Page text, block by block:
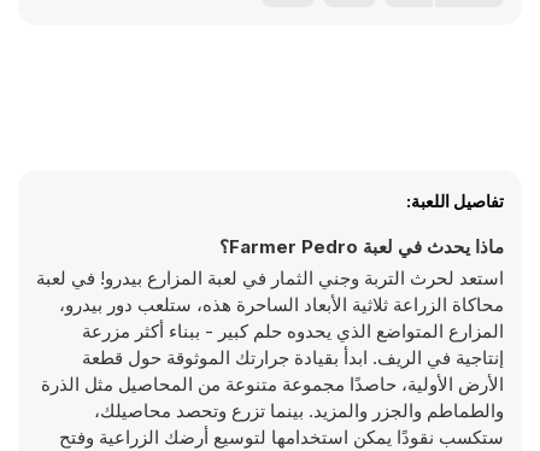
تفاصيل اللعبة:
ماذا يحدث في لعبة Farmer Pedro؟
استعد لحرث التربة وجني الثمار في لعبة المزارع بيدرو! في لعبة
محاكاة الزراعة ثلاثية الأبعاد الساحرة هذه، ستلعب دور بيدرو،
المزارع المتواضع الذي يحدوه حلم كبير - ببناء أكثر مزرعة
إنتاجية في الريف. ابدأ بقيادة جرارتك الموثوقة حول قطعة
الأرض الأولية، حاصدًا مجموعة متنوعة من المحاصيل مثل الذرة
والطماطم والجزر والمزيد. بينما تزرع وتحصد محاصيلك،
ستكسب نقودًا يمكن استخدامها لتوسيع أرضك الزراعية وفتح